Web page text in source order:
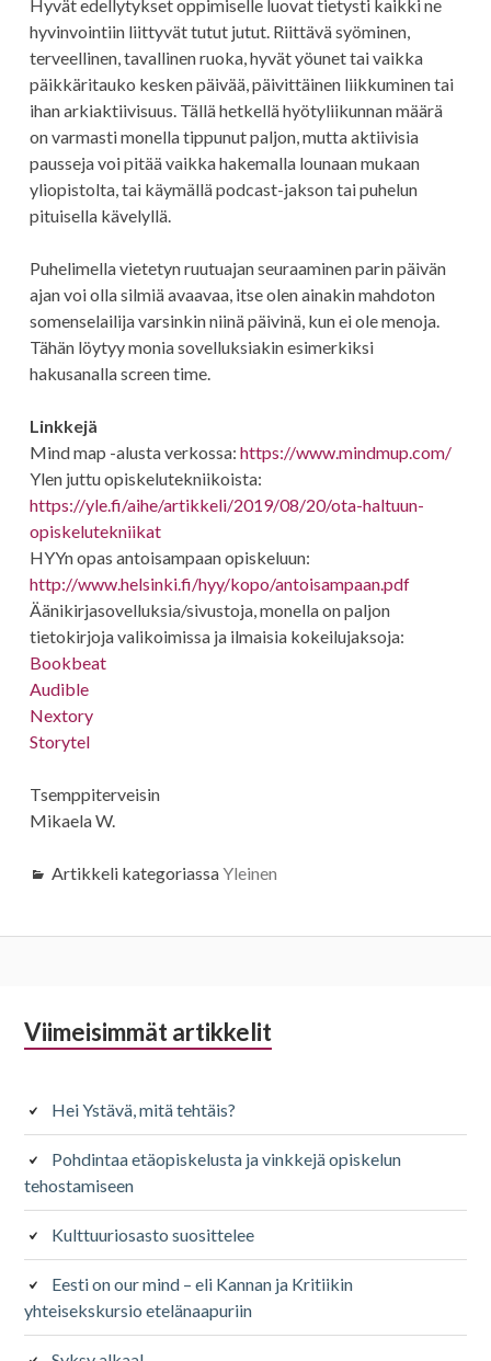
Hyvät edellytykset oppimiselle luovat tietysti kaikki ne
hyvinvointiin liittyvät tutut jutut. Riittävä syöminen,
terveellinen, tavallinen ruoka, hyvät yöunet tai vaikka
päikkäritauko kesken päivää, päivittäinen liikkuminen tai
ihan arkiaktiivisuus. Tällä hetkellä hyötyliikunnan määrä
on varmasti monella tippunut paljon, mutta aktiivisia
pausseja voi pitää vaikka hakemalla lounaan mukaan
yliopistolta, tai käymällä podcast-jakson tai puhelun
pituisella kävelyllä.
Puhelimella vietetyn ruutuajan seuraaminen parin päivän
ajan voi olla silmiä avaavaa, itse olen ainakin mahdoton
somenselailija varsinkin niinä päivinä, kun ei ole menoja.
Tähän löytyy monia sovelluksiakin esimerkiksi
hakusanalla screen time.
Linkkejä
Mind map -alusta verkossa: https://www.mindmup.com/
Ylen juttu opiskelutekniikoista:
https://yle.fi/aihe/artikkeli/2019/08/20/ota-haltuun-
opiskelutekniikat
HYYn opas antoisampaan opiskeluun:
http://www.helsinki.fi/hyy/kopo/antoisampaan.pdf
Äänikirjasovelluksia/sivustoja, monella on paljon
tietokirjoja valikoimissa ja ilmaisia kokeilujaksoja:
Bookbeat
Audible
Nextory
Storytel
Tsemppiterveisin
Mikaela W.
Artikkeli kategoriassaYleinen
Alapalkin
Viimeisimmät artikkelit
Hei Ystävä, mitä tehtäis?
Pohdintaa etäopiskelusta ja vinkkejä opiskelun
tehostamiseen
Kulttuuriosasto suosittelee
Eesti on our mind – eli Kannan ja Kritiikin
yhteisekskursio etelänaapuriin